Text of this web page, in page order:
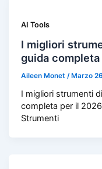
AI Tools
I migliori
guida
Aileen Monet/ Marzo
I migliori strumenti
completa per il 2026
Strumenti